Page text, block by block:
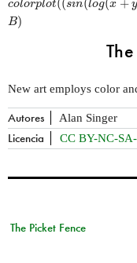
B)
New art employs color
Autores Alan Singer
Licencia CC BY-NC-
The Picket Fence